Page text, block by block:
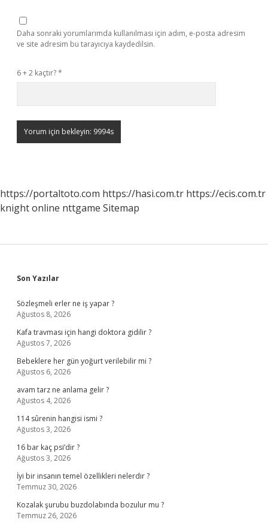
Daha sonraki yorumlarımda kullanılması için adım, e-posta adresim
ve site adresim bu tarayıcıya kaydedilsin.
6 + 2 kaçtır?*
https://portaltoto.com https://hasi.com.tr https://ecis.com.tr
knight online nttgame Sitemap
Sidebar
Son Yazılar
Sözleşmeli erler ne iş yapar ?
Ağustos 8, 2026
Kafa travması için hangi doktora gidilir ?
Ağustos 7, 2026
Bebeklere her gün yoğurt verilebilir mi ?
Ağustos 6, 2026
avam tarz ne anlama gelir ?
Ağustos 4, 2026
114 sûrenin hangisi ismi ?
Ağustos 3, 2026
16 bar kaç psi’dir ?
Ağustos 3, 2026
İyi bir insanın temel özellikleri nelerdir ?
Temmuz 30, 2026
Kozalak şurubu buzdolabında bozulur mu ?
Temmuz 26, 2026